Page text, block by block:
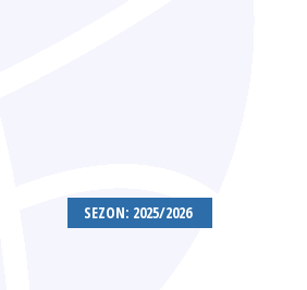
SEZON: 2025/2026